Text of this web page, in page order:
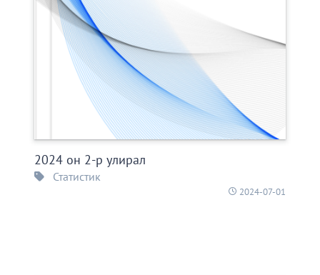
2024 он 2-р улирал
Статистик
2024-07-01